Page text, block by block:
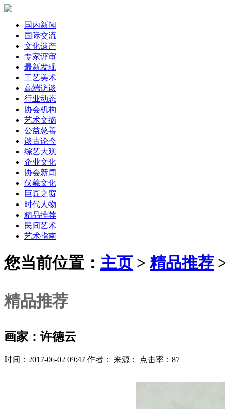
国内新闻
国际交流
文化遗产
专家评审
最新发现
工艺美术
高端访谈
行业动态
协会机构
艺术文摘
公益慈善
谈古论今
综艺大观
企业文化
协会新闻
伏羲文化
巨匠之窗
时代人物
精品推荐
民间艺术
艺术指南
您当前位置： 主页 > 精品推荐
精品推荐
画家：许德云
时间：2017-06-02 09:47 作者： 来源： 点击率：87